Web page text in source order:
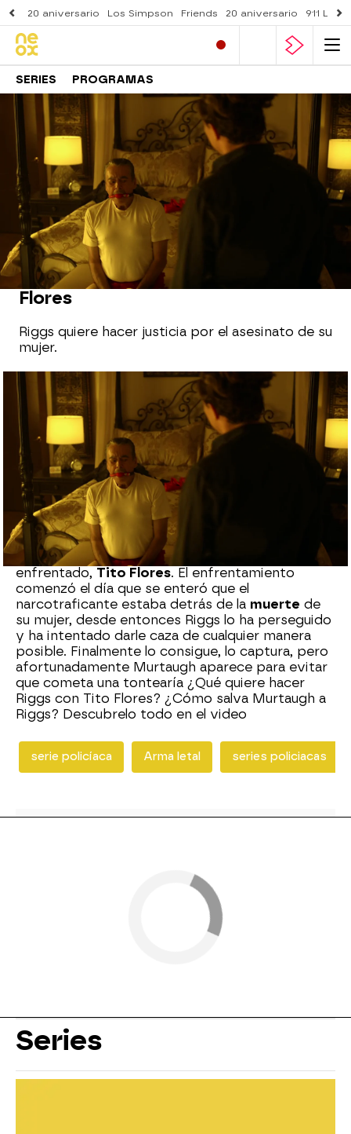
20 aniversario Los Simpson Friends 20 aniversario 911
SERIES PROGRAMAS
Neox » Series » Arma letal » Mejores momentos
MOMENTO DESTACADO
Riggs consigue darle caza a Tito
Flores
Riggs quiere hacer justicia por el asesinato de su
mujer.
neox
Madrid
Publicado: 22 de julio de 2021, 23:34
WhatsappFacebook
X Flipboard
Riggs hadesaparecido, ha huido a
busca del narcotraficante con el que esta
enfrentado, Tito Flores. El enfrentamiento
comenzó el día que se enteró que el
narcotraficante estaba detrás de la muerte de
su mujer, desde entonces Riggs lo ha perseguido
y ha intentado darle caza de cualquier manera
posible. Finalmente lo consigue, lo captura, pero
afortunadamente Murtaugh aparece para evitar
que cometa una tontearía ¿Qué quiere hacer
Riggs con Tito Flores? ¿Cómo salva Murtaugh a
Riggs? Descubrelo todo en el video
serie policíaca Arma letal series policiacas
Series